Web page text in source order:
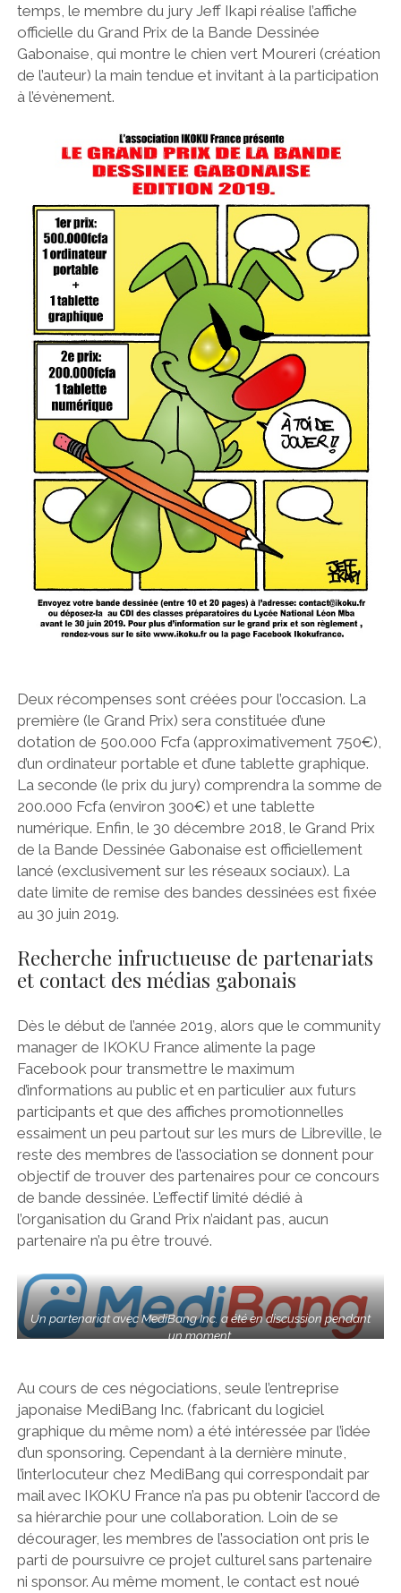
temps, le membre du jury Jeff Ikapi réalise l’affiche
officielle du Grand Prix de la Bande Dessinée
Gabonaise, qui montre le chien vert Moureri (création
de l’auteur) la main tendue et invitant à la participation
à l’évènement.
Deux récompenses sont créées pour l’occasion. La
première (le Grand Prix) sera constituée d’une
dotation de 500.000 Fcfa (approximativement 750€),
d’un ordinateur portable et d’une tablette graphique.
La seconde (le prix du jury) comprendra la somme de
200.000 Fcfa (environ 300€) et une tablette
numérique. Enfin, le 30 décembre 2018, le Grand Prix
de la Bande Dessinée Gabonaise est officiellement
lancé (exclusivement sur les réseaux sociaux). La
date limite de remise des bandes dessinées est fixée
au 30 juin 2019.
Recherche infructueuse de partenariats
et contact des médias gabonais
Dès le début de l’année 2019, alors que le community
manager de IKOKU France alimente la page
Facebook pour transmettre le maximum
d’informations au public et en particulier aux futurs
participants et que des affiches promotionnelles
essaiment un peu partout sur les murs de Libreville, le
reste des membres de l’association se donnent pour
objectif de trouver des partenaires pour ce concours
de bande dessinée. L’effectif limité dédié à
l’organisation du Grand Prix n’aidant pas, aucun
partenaire n’a pu être trouvé.
Un partenariat avec MediBang Inc. a été en discussion pendant
un moment.
Au cours de ces négociations, seule l’entreprise
japonaise MediBang Inc. (fabricant du logiciel
graphique du même nom) a été intéressée par l’idée
d’un sponsoring. Cependant à la dernière minute,
l’interlocuteur chez MediBang qui correspondait par
mail avec IKOKU France n’a pas pu obtenir l’accord de
sa hiérarchie pour une collaboration. Loin de se
décourager, les membres de l’association ont pris le
parti de poursuivre ce projet culturel sans partenaire
ni sponsor. Au même moment, le contact est noué